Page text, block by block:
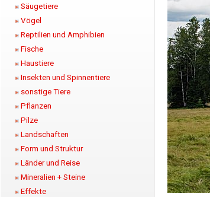
Säugetiere
Vögel
Reptilien und Amphibien
Fische
Haustiere
Insekten und Spinnentiere
sonstige Tiere
Pflanzen
Pilze
Landschaften
Form und Struktur
Länder und Reise
Mineralien + Steine
Effekte